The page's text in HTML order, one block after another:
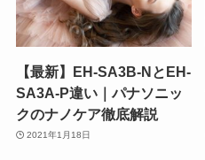
【最新】EH-SA3B-NとEH-
SA3A-P違い｜パナソニッ
クのナノケア徹底解説
2021年1月18日